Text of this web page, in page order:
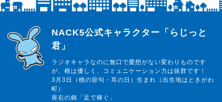
らじっと君
NACK5公式キャラクター「らじっと
君」
ラジオキャラなのに無口で愛想がない変わりものです
が、根は優しく、コミュニケーション力は抜群です！
3月3日（桃の節句・耳の日）生まれ（出生地はときがわ
町）
座右の銘「足で稼ぐ」